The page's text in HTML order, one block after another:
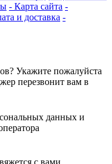
- Карта сайта -
и доставка -
Укажите пожалуйста
перезвонит вам в
данных и
с вами.